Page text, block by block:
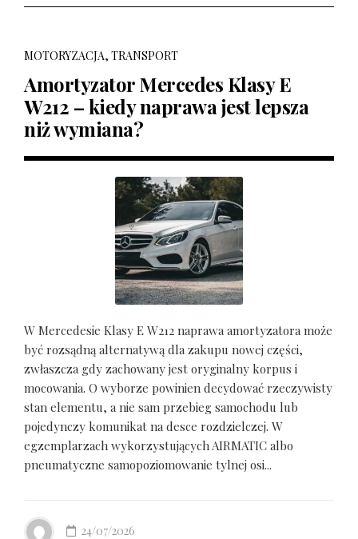
MOTORYZACJA, TRANSPORT
Amortyzator Mercedes Klasy E
W212 – kiedy naprawa jest lepsza
niż wymiana?
W Mercedesie Klasy E W212 naprawa amortyzatora może
być rozsądną alternatywą dla zakupu nowej części,
zwłaszcza gdy zachowany jest oryginalny korpus i
mocowania. O wyborze powinien decydować rzeczywisty
stan elementu, a nie sam przebieg samochodu lub
pojedynczy komunikat na desce rozdzielczej. W
egzemplarzach wykorzystujących AIRMATIC albo
pneumatyczne samopoziomowanie tylnej osi...
24/07/2026